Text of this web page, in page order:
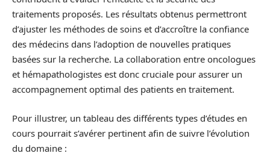
traitements proposés. Les résultats obtenus permettront
d’ajuster les méthodes de soins et d’accroître la confiance
des médecins dans l’adoption de nouvelles pratiques
basées sur la recherche. La collaboration entre oncologues
et hémapathologistes est donc cruciale pour assurer un
accompagnement optimal des patients en traitement.
Pour illustrer, un tableau des différents types d’études en
cours pourrait s’avérer pertinent afin de suivre l’évolution
du domaine :